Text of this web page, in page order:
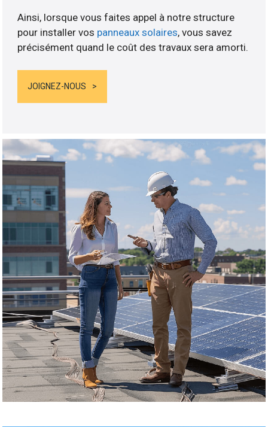
Ainsi, lorsque vous faites appel à notre structure
pour installer vos panneaux solaires, vous savez
précisément quand le coût des travaux sera amorti.
JOIGNEZ-NOUS